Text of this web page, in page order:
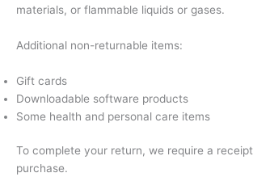
materials, or flammable liquids or gases.
Additional non-returnable items:
Gift cards
Downloadable software products
Some health and personal care items
To complete your return, we require a
purchase.